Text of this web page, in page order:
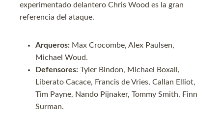
experimentado delantero Chris Wood es la gran
referencia del ataque.
Arqueros: Max Crocombe, Alex Paulsen,
Michael Woud.
Defensores: Tyler Bindon, Michael Boxall,
Liberato Cacace, Francis de Vries, Callan Elliot,
Tim Payne, Nando Pijnaker, Tommy Smith, Finn
Surman.